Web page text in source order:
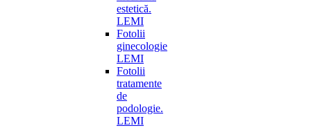
estetică.
LEMI
Fotolii
ginecologie
LEMI
Fotolii
tratamente
de
podologie.
LEMI